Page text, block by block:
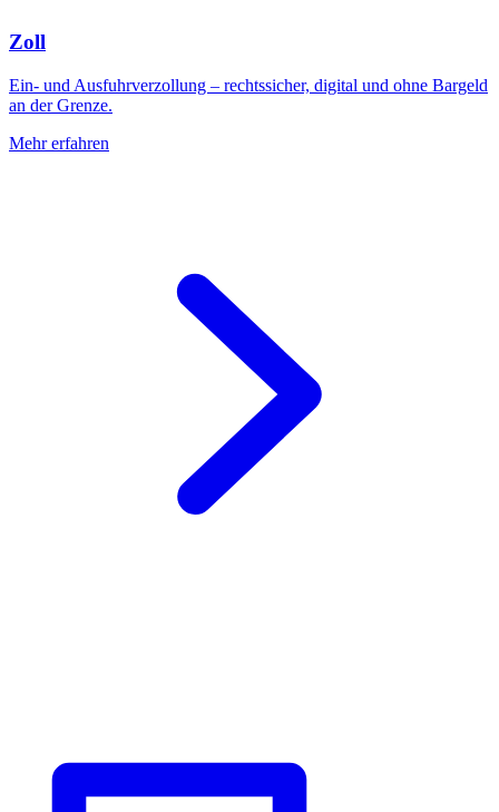
Zoll
Ein- und Ausfuhrverzollung – rechtssicher, digital und ohne Bargeld
an der Grenze.
Mehr erfahren